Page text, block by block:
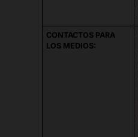
CONTACTOS PARA
LOS MEDIOS: